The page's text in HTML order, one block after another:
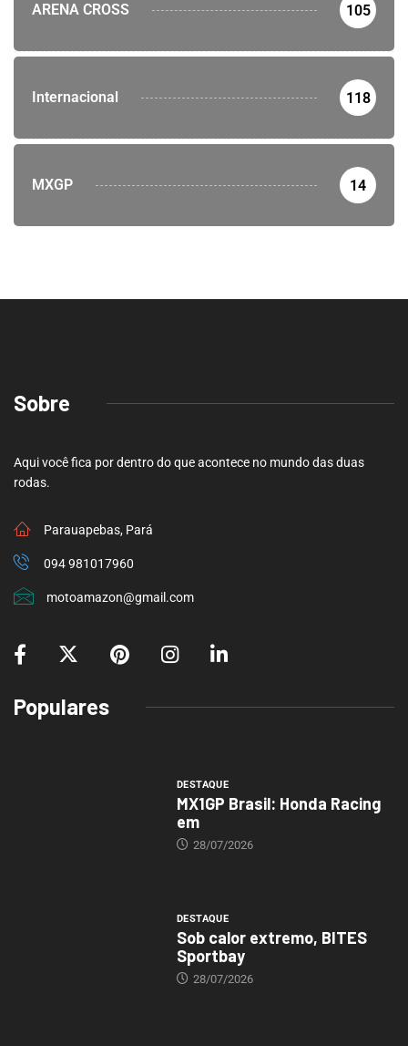
ARENA CROSS 105
Internacional 118
MXGP 14
Sobre
Aqui você fica por dentro do que acontece no mundo das duas
rodas.
Parauapebas, Pará
094 981017960
motoamazon@gmail.com
Populares
DESTAQUE
MX1GP Brasil: Honda Racing
em
28/07/2026
DESTAQUE
Sob calor extremo, BITES
Sportbay
28/07/2026